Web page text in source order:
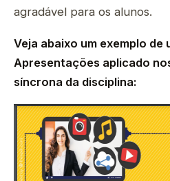
agradável para os alunos.
Veja abaixo um exemplo de
Apresentações aplicado
síncrona da disciplina: